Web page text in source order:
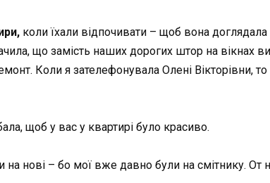
коли їхали відпочивати – щоб вона
що замість наших дорогих штор на вікнах
Коли я зателефонувала Олені Вікторівни,
щоб у вас у квартирі було красиво.
на нові – бо мої вже давно були на смітнику. От